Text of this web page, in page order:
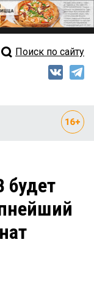
выпуск
Поиск по сайту